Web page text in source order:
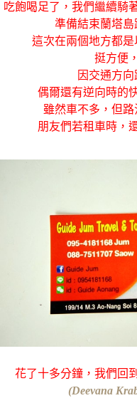
吃飽喝足了，我們繼續騎
準備結束蘭塔島
這次在兩個地方都是
挺方便
因交通方向
偶爾還有逆向時的
雖然車不多，但路
朋友們若租車時，
花了十多分鐘，我們回
(Deevana